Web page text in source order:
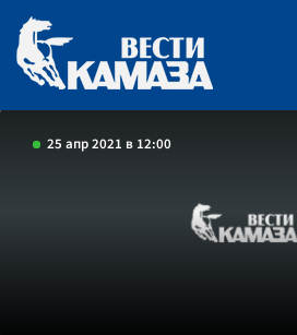
25 апр 2021 в 12:00